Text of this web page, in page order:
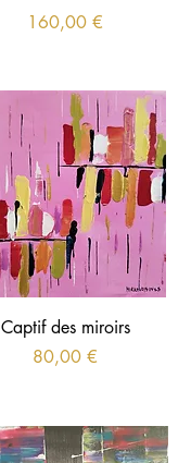
Prix
160,00 €
Captif des miroirs
Prix
80,00 €